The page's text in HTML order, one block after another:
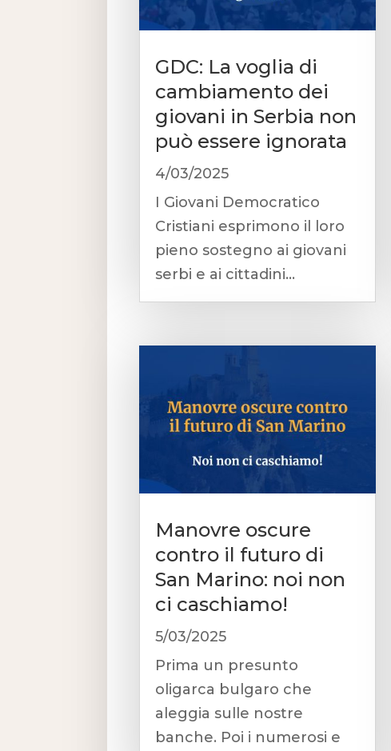
GDC: La voglia di
cambiamento dei
giovani in Serbia non
può essere ignorata
4/03/2025
I Giovani Democratico
Cristiani esprimono il loro
pieno sostegno ai giovani
serbi e ai cittadini...
Manovre oscure
contro il futuro di
San Marino: noi non
ci caschiamo!
5/03/2025
Prima un presunto
oligarca bulgaro che
aleggia sulle nostre
banche. Poi i numerosi e